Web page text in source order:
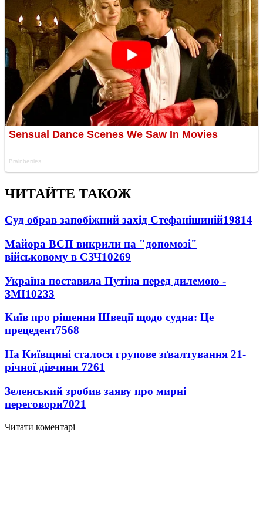
ЧИТАЙТЕ ТАКОЖ
Суд обрав запобіжний захід Стефанішиній19814
Майора ВСП викрили на "допомозі"
військовому в СЗЧ10269
Україна поставила Путіна перед дилемою -
ЗМІ10233
Київ про рішення Швеції щодо судна: Це
прецедент7568
На Київщині сталося групове зґвалтування 21-
річної дівчини 7261
Зеленський зробив заяву про мирні
переговори7021
Читати коментарі